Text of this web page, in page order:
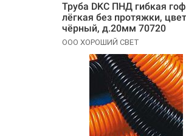
Труба DKC ПНД гибкая
лёгкая без протяжки, цвет
чёрный, д.20мм 70720
ООО ХОРОШИЙ СВЕТ